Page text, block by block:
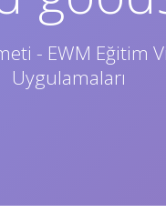
- EWM Eğitim
Uygulamaları